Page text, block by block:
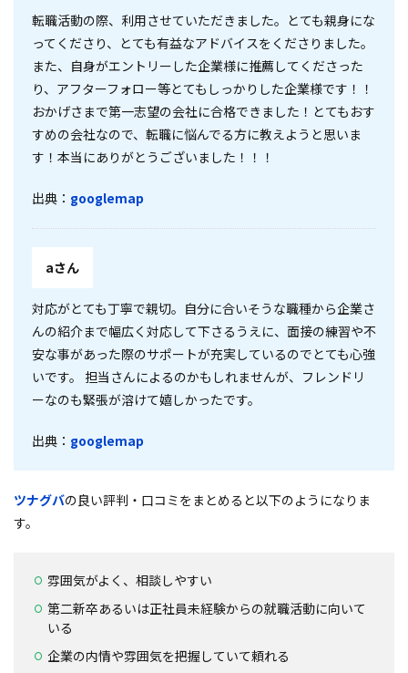
転職活動の際、利用させていただきました。とても親身にな
ってくださり、とても有益なアドバイスをくださりました。
また、自身がエントリーした企業様に推薦してくださった
り、アフターフォロー等とてもしっかりした企業様です！！
おかげさまで第一志望の会社に合格できました！とてもおす
すめの会社なので、転職に悩んでる方に教えようと思いま
す！本当にありがとうございました！！！
出典： googlemap
aさん
対応がとても丁寧で親切。自分に合いそうな職種から企業さ
んの紹介まで幅広く対応して下さるうえに、面接の練習や不
安な事があった際のサポートが充実しているのでとても心強
いです。 担当さんによるのかもしれませんが、フレンドリ
ーなのも緊張が溶けて嬉しかったです。
出典： googlemap
ツナグバの良い評判・口コミをまとめると以下のようになりま
す。
雰囲気がよく、相談しやすい
第二新卒あるいは正社員未経験からの就職活動に向いて
いる
企業の内情や雰囲気を把握していて頼れる